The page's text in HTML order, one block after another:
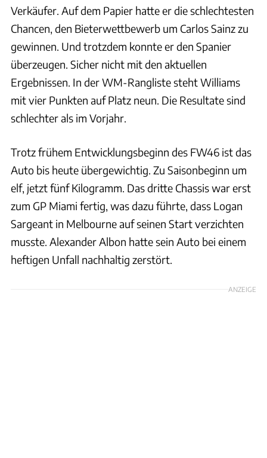
Verkäufer. Auf dem Papier hatte er die schlechtesten
Chancen, den Bieterwettbewerb um Carlos Sainz zu
gewinnen. Und trotzdem konnte er den Spanier
überzeugen. Sicher nicht mit den aktuellen
Ergebnissen. In der WM-Rangliste steht Williams
mit vier Punkten auf Platz neun. Die Resultate sind
schlechter als im Vorjahr.
Trotz frühem Entwicklungsbeginn des FW46 ist das
Auto bis heute übergewichtig. Zu Saisonbeginn um
elf, jetzt fünf Kilogramm. Das dritte Chassis war erst
zum GP Miami fertig, was dazu führte, dass Logan
Sargeant in Melbourne auf seinen Start verzichten
musste. Alexander Albon hatte sein Auto bei einem
heftigen Unfall nachhaltig zerstört.
ANZEIGE